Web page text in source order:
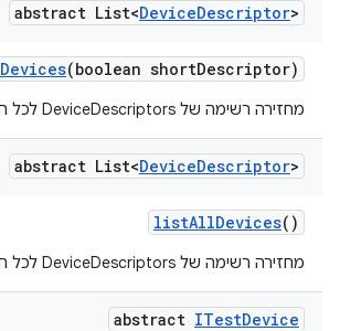
abstract List<DeviceDescriptor>
Devices(boolean shortDescriptor)
מחזירה רשימה של DeviceDescriptors לכל המכשירים הידועים
abstract List<DeviceDescriptor>
listAllDevices()
מחזירה רשימה של DeviceDescriptors לכל המכשירים הידועים
abstract ITestDevice